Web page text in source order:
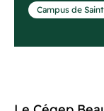
Campus de